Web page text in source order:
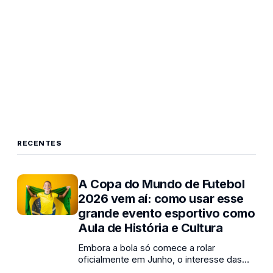
RECENTES
A Copa do Mundo de Futebol
2026 vem aí: como usar esse
grande evento esportivo como
Aula de História e Cultura
Embora a bola só comece a rolar
oficialmente em Junho, o interesse das